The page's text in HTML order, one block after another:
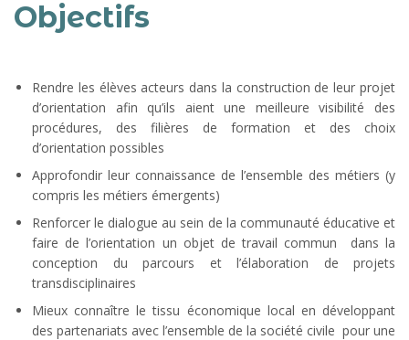
Objectifs
Rendre les élèves acteurs dans la construction de leur projet
d’orientation afin qu’ils aient une meilleure visibilité des
procédures, des filières de formation et des choix
d’orientation possibles
Approfondir leur connaissance de l’ensemble des métiers (y
compris les métiers émergents)
Renforcer le dialogue au sein de la communauté éducative et
faire de l’orientation un objet de travail commun dans la
conception du parcours et l’élaboration de projets
transdisciplinaires
Mieux connaître le tissu économique local en développant
des partenariats avec l’ensemble de la société civile pour une